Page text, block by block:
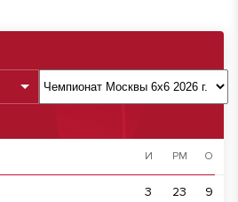
И РМ О
3 23 9